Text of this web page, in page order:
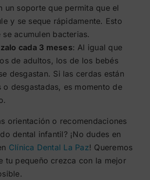
un soporte que permita que el
y se seque rápidamente. Esto
se acumulen bacterias.
cada 3 meses: Al igual que
de adultos, los de los bebés
desgastan. Si las cerdas están
o desgastadas, es momento de
orientación o recomendaciones
dental infantil? ¡No dudes en
Clínica Dental La Paz! Queremos
tu pequeño crezca con la mejor